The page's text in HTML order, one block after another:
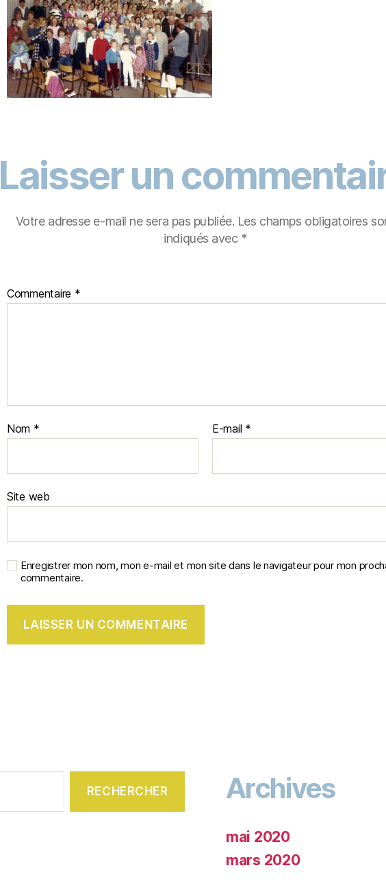
Laisser un
Votre adresse e-mail ne sera pas publiée. Les champs obligatoires
indiqués avec *
Commentaire *
Nom * E-mail *
Site web
Enregistrer mon nom, mon e-mail et mon site dans le navigateur pour mon
commentaire.
Archives
mai 2020
mars 2020